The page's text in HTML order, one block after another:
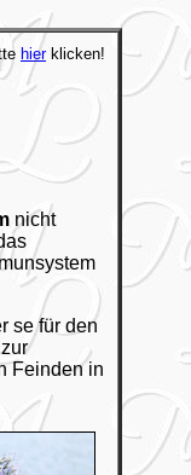
hierklicken!
nicht
se für den
Feinden in